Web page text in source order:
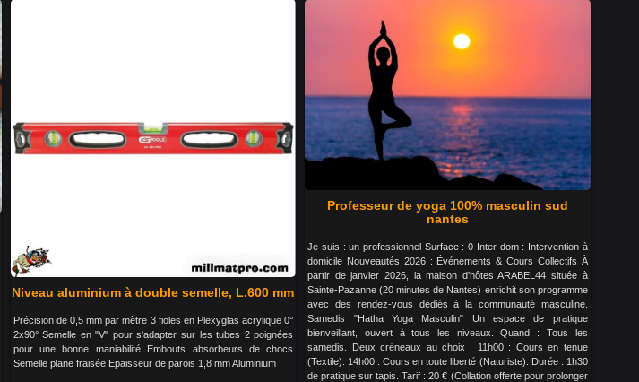
Niveau aluminium à double semelle, L.600 mm
Précision de 0,5 mm par mètre 3 fioles en Plexyglas acrylique 0°
2x90° Semelle en "V" pour s'adapter sur les tubes 2 poignées
pour une bonne maniabilité Embouts absorbeurs de chocs
Semelle plane fraisée Epaisseur de parois 1,8 mm Aluminium
Professeur de yoga 100% masculin sud
nantes
Je suis : un professionnel Surface : 0 Inter dom : Intervention à
domicile Nouveautés 2026 : Événements & Cours Collectifs À
partir de janvier 2026, la maison d'hôtes ARABEL44 située à
Sainte-Pazanne (20 minutes de Nantes) enrichit son programme
avec des rendez-vous dédiés à la communauté masculine.
Samedis "Hatha Yoga Masculin" Un espace de pratique
bienveillant, ouvert à tous les niveaux. Quand : Tous les
samedis. Deux créneaux au choix : 11h00 : Cours en tenue
(Textile). 14h00 : Cours en toute liberté (Naturiste). Durée : 1h30
de pratique sur tapis. Tarif : 20 € (Collation offerte pour prolonger